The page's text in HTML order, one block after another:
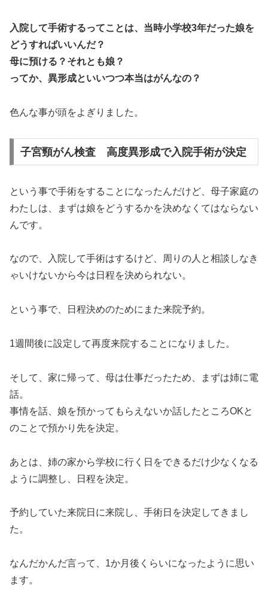
入院して手術するってことは、当時小学校3年だった娘を
どうすればいいんだ？
母に預ける？それとも娘？
ってか、異形成といいつつ本当はがんなの？
色んな事が頭をよぎりました。
子宮頸がん検査 高度異形成で入院手術が決定
という事で手術をすることになったんだけど、母子家庭の
わたしは、まずは娘をどうするかを決めなくてはならない
んです。
なので、入院して手術はするけど、周りの人と相談しなき
ゃいけないから今は日程を決められない。
という事で、日程決めのためにまた来院予約。
1週間後に設定して再度来院することになりました。
そして、家に帰って、母は仕事だったため、まずは姉に電
話。
事情を話、娘を預かってもらえないか話したところOKと
のことで預かり先を決定。
あとは、姉の家から学校に行く日をできるだけ少なくなる
ように調整し、日程を決定。
予約していた来院日に来院し、手術日を決定してきまし
た。
なんだかんだ言って、1か月後くらいになったように思い
ます。